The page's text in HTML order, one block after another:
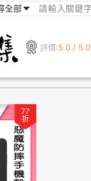
評價:5.0 / 5.0
77
折